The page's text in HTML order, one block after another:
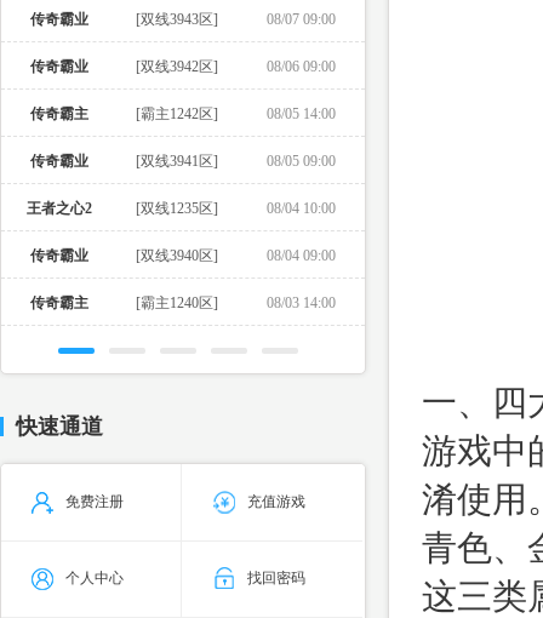
传奇霸业 [双线3943区] 08/07 09:00
传奇霸业 [双线3942区] 08/06 09:00
传奇霸主 [霸主1242区] 08/05 14:00
传奇霸业 [双线3941区] 08/05 09:00
王者之心2 [双线1235区] 08/04 10:00
传奇霸业 [双线3940区] 08/04 09:00
传奇霸主 [霸主1240区] 08/03 14:00
快速通道
免费注册 充值游戏
个人中心 找回密码
一、四
游戏中
淆使用
青色、
这三类